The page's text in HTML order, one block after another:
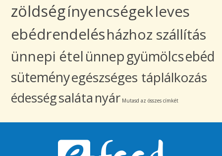
zöldségínyencségekleves
ebédrendelésházhoz szállítás
ünnepi ételünnepgyümölcsebéd
süteményegészséges táplálkozás
édességsaláta nyár Mutasd az összes címkét